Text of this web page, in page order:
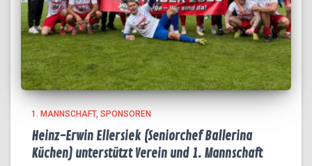
1. MANNSCHAFT SPONSOREN
Heinz-Erwin Ellersiek (Seniorchef Ballerina
Küchen) unterstützt Verein und 1. Mannschaft